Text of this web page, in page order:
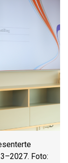
Foto: